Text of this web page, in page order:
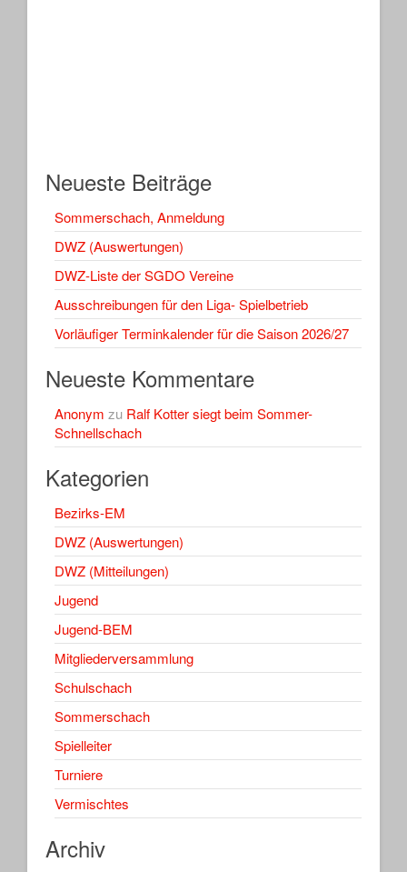
Neueste Beiträge
Sommerschach, Anmeldung
DWZ (Auswertungen)
DWZ-Liste der SGDO Vereine
Ausschreibungen für den Liga- Spielbetrieb
Vorläufiger Terminkalender für die Saison 2026/27
Neueste Kommentare
Anonym zu Ralf Kotter siegt beim Sommer-
Schnellschach
Kategorien
Bezirks-EM
DWZ (Auswertungen)
DWZ (Mitteilungen)
Jugend
Jugend-BEM
Mitgliederversammlung
Schulschach
Sommerschach
Spielleiter
Turniere
Vermischtes
Archiv